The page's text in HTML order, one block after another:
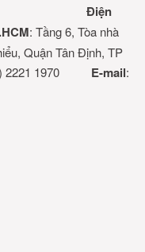
- Hà Nội Điện
: Tầng 6, Tòa nhà
Quận Tân Định, TP
2221 1970 E-mail: